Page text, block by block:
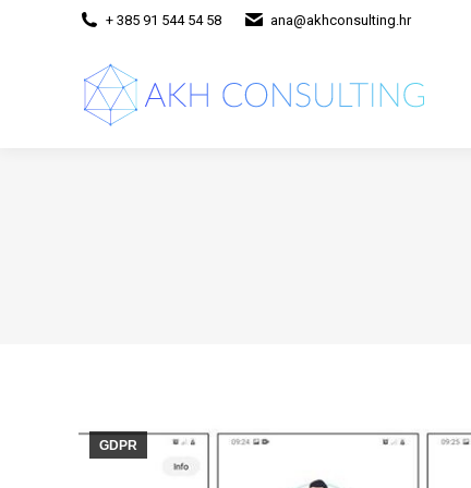
+ 385 91 544 54 58 ana@akhconsulting.hr
GDPR